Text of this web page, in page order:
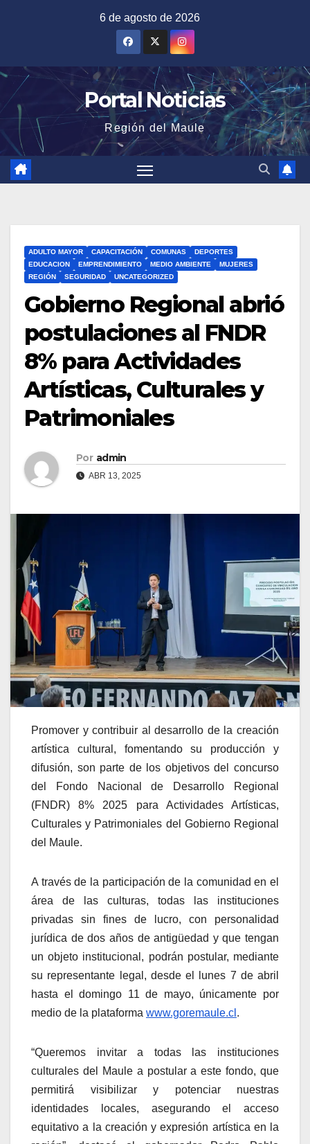
6 de agosto de 2026
Portal Noticias
Región del Maule
ADULTO MAYOR CAPACITACIÓN COMUNAS
DEPORTES
EDUCACION
EMPRENDIMIENTO MEDIO AMBIENTE
MUJERES
REGIÓN
SEGURIDAD UNCATEGORIZED
Gobierno Regional abrió
postulaciones al FNDR
8% para Actividades
Artísticas, Culturales y
Patrimoniales
Por admin
ABR 13, 2025
Promover y contribuir al desarrollo de la creación
artística cultural, fomentando su producción y
difusión, son parte de los objetivos del concurso
del Fondo Nacional de Desarrollo Regional
(FNDR) 8% 2025 para Actividades Artísticas,
Culturales y Patrimoniales del Gobierno Regional
del Maule.
A través de la participación de la comunidad en el
área de las culturas, todas las instituciones
privadas sin fines de lucro, con personalidad
jurídica de dos años de antigüedad y que tengan
un objeto institucional, podrán postular, mediante
su representante legal, desde el lunes 7 de abril
hasta el domingo 11 de mayo, únicamente por
medio de la plataforma www.goremaule.cl .
“Queremos invitar a todas las instituciones
culturales del Maule a postular a este fondo, que
permitirá visibilizar y potenciar nuestras
identidades locales, asegurando el acceso
equitativo a la creación y expresión artística en la